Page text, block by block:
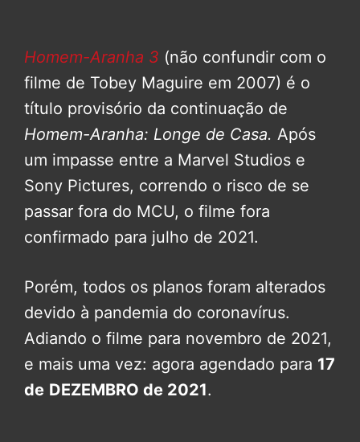
Homem-Aranha 3 (não confundir com o
filme de Tobey Maguire em 2007) é o
título provisório da continuação de
Homem-Aranha: Longe de Casa. Após
um impasse entre a Marvel Studios e
Sony Pictures, correndo o risco de se
passar fora do MCU, o filme fora
confirmado para julho de 2021.
Porém, todos os planos foram alterados
devido à pandemia do coronavírus.
Adiando o filme para novembro de 2021,
e mais uma vez: agora agendado para 17
de DEZEMBRO de 2021.